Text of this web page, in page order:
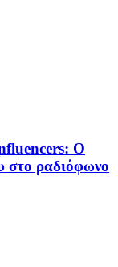
Ο
στο ραδιόφωνο